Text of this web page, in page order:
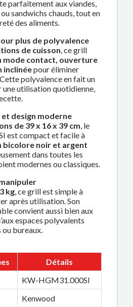
parfaitement aux viandes,
sandwichs chauds, tout en
des aliments.
plus de polyvalence
de cuisson, ce grill
mode contact, ouverture
inclinéepour éliminer
Cette polyvalence en fait un
une utilisation quotidienne,
design moderne
de 39 x 16 x 39 cm, le
est compact et facile à
bicolore noir et argent
dans toutes les
modernes ou classiques.
3 kg, ce grill est simple à
après utilisation. Son
convient aussi bien aux
espaces polyvalents
ou bureaux.
Détails
KW-HGM31.000SI
Kenwood